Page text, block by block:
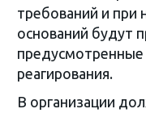
требований и при
оснований будут
реагирования.
В организации